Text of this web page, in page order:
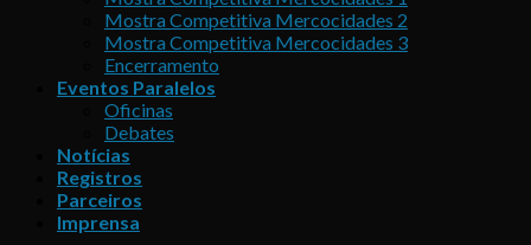
Mostra Competitiva Mercocidades 2
Mostra Competitiva Mercocidades 3
Encerramento
Eventos Paralelos
Oficinas
Debates
Notícias
Registros
Parceiros
Imprensa